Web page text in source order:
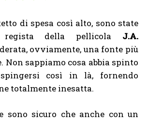
di spesa così alto, sono state
della pellicola J.A.
ovviamente, una fonte più
Non sappiamo cosa abbia spinto
così in là, fornendo
totalmente inesatta.
sono sicuro che anche con un